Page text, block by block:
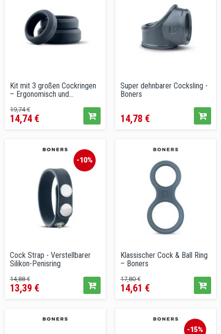
Kit mit 3 großen Cockringen
– Ergonomisch und...
Verkaufspreis
19,74 €Preis
14,74 €
Super dehnbarer Cocksling -
Boners
14,78 €
-10%
Cock Strap - Verstellbarer
Silikon-Penisring
Verkaufspreis
14,88 €Preis
13,39 €
Klassischer Cock & Ball Ring
– Boners
Verkaufspreis
17,80 €Preis
14,61 €
-15%